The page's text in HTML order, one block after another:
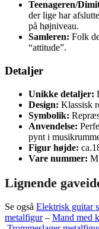
Teenageren/
der lige har
på højniveau.
Samleren: Folk
“attitude”.
Detaljer
Unikke detaljer:
Design: Klassisk
Symbolik:
Anvendelse:
pynt i
Figur højde:
Vare nummer:
Lignende
Se også Elektrisk guitar
metalfigur– Mand med